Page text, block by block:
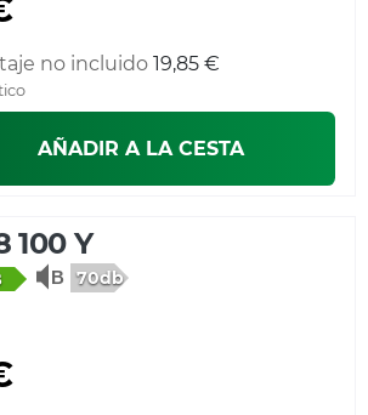
no incluido 19,85 €
AÑADIR A LA CESTA
100 Y
70db